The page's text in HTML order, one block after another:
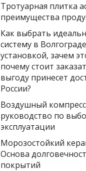
Тротуарная плитка
преимущества
Как выбрать
систему в
установкой, зачем
почему стоит
выгоду принесет
России?
Воздушный
руководство по
эксплуатации
Морозостойкий
Основа
покрытий